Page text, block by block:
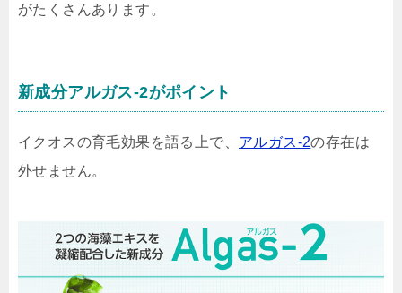
がたくさんあります。
新成分アルガス-2がポイント
イクオスの育毛効果を語る上で、 アルガス-2の存在は
外せません。